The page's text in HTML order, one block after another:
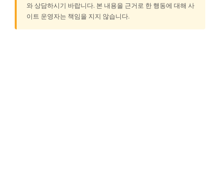
와 상담하시기 바랍니다. 본 내용을 근거로 한 행동에 대해 사
이트 운영자는 책임을 지지 않습니다.